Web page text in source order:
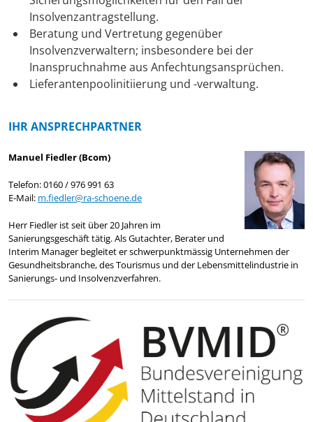
Insolvenzantragstellung.
Beratung und Vertretung gegenüber
Insolvenzverwaltern; insbesondere bei der
Inanspruchnahme aus Anfechtungsansprüchen.
Lieferantenpoolinitiierung und -verwaltung.
IHR ANSPRECHPARTNER
Manuel Fiedler (Bcom)
Telefon: 0160 / 976 991 63
E-Mail: m.fiedler@ra-schoene.de
Herr Fiedler ist seit über 20 Jahren im
Sanierungsgeschäft tätig. Als Gutachter, Berater und
Interim Manager begleitet er schwerpunktmässig Unternehmen der
Gesundheitsbranche, des Tourismus und der Lebensmittelindustrie in
Sanierungs- und Insolvenzverfahren.